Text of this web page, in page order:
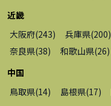
近畿
大阪府(243) 兵庫県(200)
奈良県(38) 和歌山県(26)
中国
鳥取県(14) 島根県(17)